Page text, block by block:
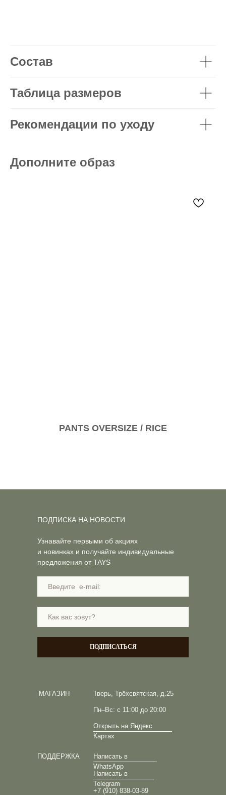
Состав
Таблица размеров
Рекомендации по уходу
Дополните образ
PANTS OVERSIZE / RICE
Тверь, Трёхсвятская, д.25
Пн–Вс: с 11:00 до 20:00
Открыть на Яндекс
Картах
МАГАЗИН
ПОДДЕРЖКА
Написать в
WhatsApp
Написать в
Telegram
+7 (910) 838-03-89
Узнавайте первыми об акциях
и новинках и получайте индивидуальные
предложения от TAYS
ПОДПИСАТЬСЯ
ПОДПИСКА НА НОВОСТИ